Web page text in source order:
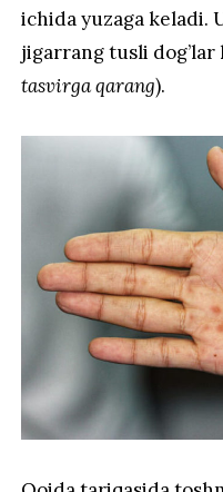
ichida yuzaga keladi.
jigarrang tusli dog’lar
tasvirga qarang).